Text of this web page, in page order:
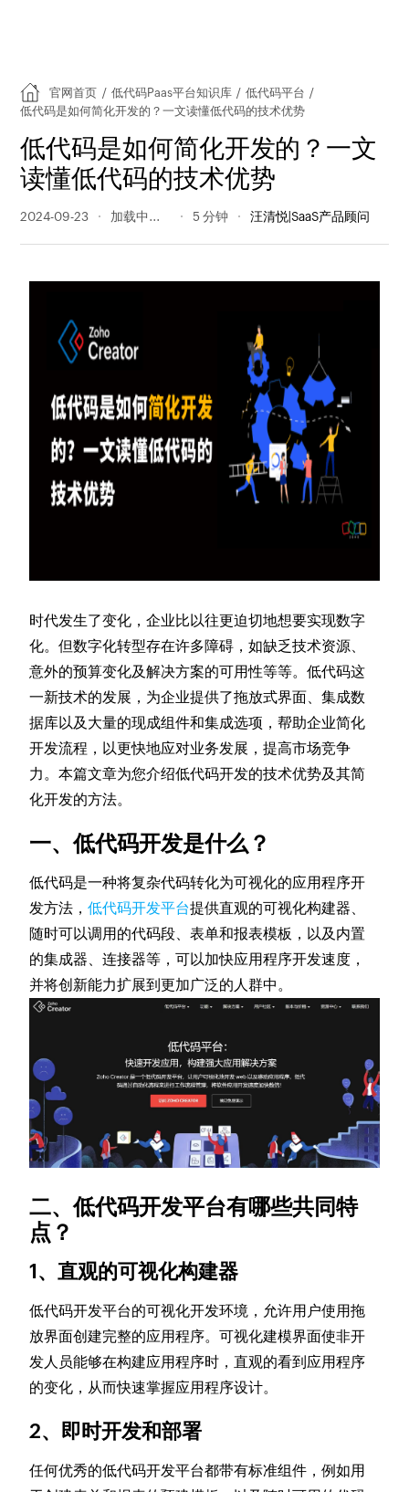
官网首页 / 低代码Paas平台知识库 / 低代码平台 /
低代码是如何简化开发的？一文读懂低代码的技术优势
低代码是如何简化开发的？一文
读懂低代码的技术优势
2024-09-23 178 阅读量 5 分钟 汪清悦|SaaS产品顾问
时代发生了变化，企业比以往更迫切地想要实现数字
化。但数字化转型存在许多障碍，如缺乏技术资源、
意外的预算变化及解决方案的可用性等等。低代码这
一新技术的发展，为企业提供了拖放式界面、集成数
据库以及大量的现成组件和集成选项，帮助企业简化
开发流程，以更快地应对业务发展，提高市场竞争
力。本篇文章为您介绍低代码开发的技术优势及其简
化开发的方法。
一、低代码开发是什么？
低代码是一种将复杂代码转化为可视化的应用程序开
发方法，低代码开发平台提供直观的可视化构建器、
随时可以调用的代码段、表单和报表模板，以及内置
的集成器、连接器等，可以加快应用程序开发速度，
并将创新能力扩展到更加广泛的人群中。
二、低代码开发平台有哪些共同特
点？
1、直观的可视化构建器
低代码开发平台的可视化开发环境，允许用户使用拖
放界面创建完整的应用程序。可视化建模界面使非开
发人员能够在构建应用程序时，直观的看到应用程序
的变化，从而快速掌握应用程序设计。
2、即时开发和部署
任何优秀的低代码开发平台都带有标准组件，例如用